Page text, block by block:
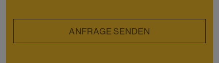
ANFRAGE SENDEN